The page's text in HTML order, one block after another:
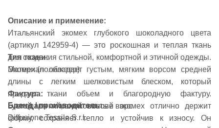
Описание и применение:
Итальянский экомех глубокого шоколадного цвета
(артикул 142959-4) — это роскошная и теплая ткань
для создания стильной, комфортной и этичной одежды.
Материал обладает густым, мягким ворсом средней
длины с легким шелковистым блеском, который
придает ткани объем и благородную фактуру.
Благодаря плотной основе экомех отлично держит
форму, сохраняет тепло и устойчив к износу. Он
Тип ткани:
Экомех (полиэстер)
Фактура:
Густой, мягкий, шелковистый ворс
Бренд / производитель:
Diffusione Tessile S.r.l.